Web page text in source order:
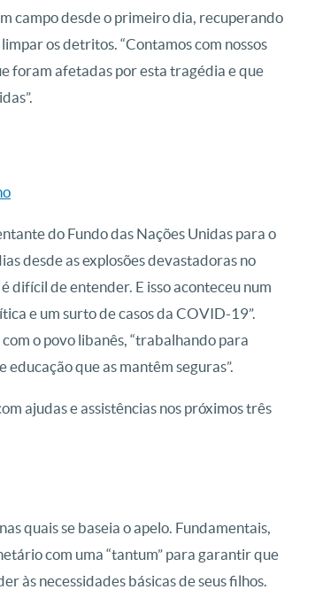
campo desde o primeiro dia, recuperando
os detritos. “Contamos com nossos
foram afetadas por esta tragédia e que
do Fundo das Nações Unidas para o
desde as explosões devastadoras no
difícil de entender. E isso aconteceu num
e um surto de casos da COVID-19”.
o povo libanês, “trabalhando para
que as mantêm seguras”.
ajudas e assistências nos próximos três
quais se baseia o apelo. Fundamentais,
com uma “tantum” para garantir que
às necessidades básicas de seus filhos.